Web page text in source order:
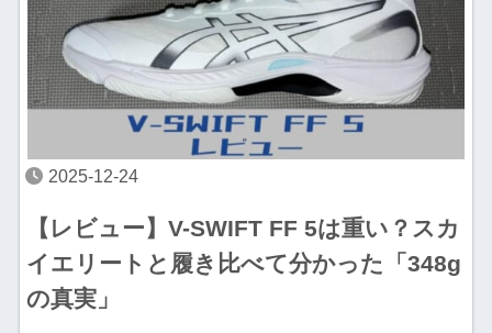
2025-12-24
【レビュー】V-SWIFT FF 5は重い？スカ
イエリートと履き比べて分かった「348g
の真実」